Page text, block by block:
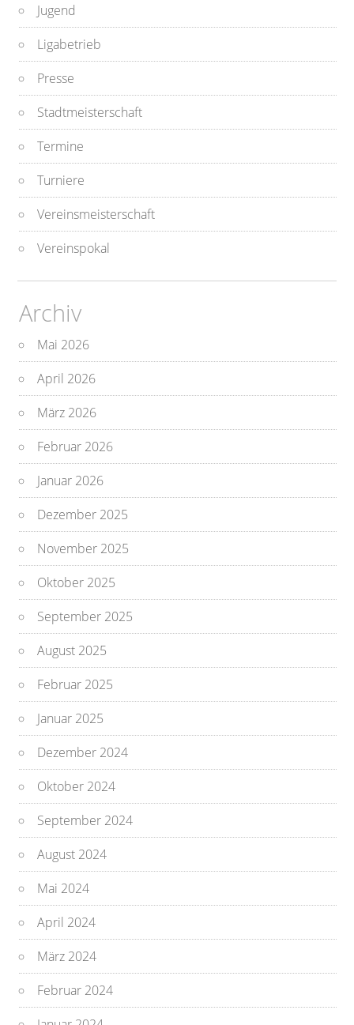
Jugend
Ligabetrieb
Presse
Stadtmeisterschaft
Termine
Turniere
Vereinsmeisterschaft
Vereinspokal
Archiv
Mai 2026
April 2026
März 2026
Februar 2026
Januar 2026
Dezember 2025
November 2025
Oktober 2025
September 2025
August 2025
Februar 2025
Januar 2025
Dezember 2024
Oktober 2024
September 2024
August 2024
Mai 2024
April 2024
März 2024
Februar 2024